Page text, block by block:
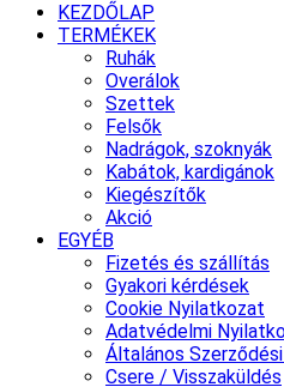
KEZDŐLAP
TERMÉKEK
Ruhák
Overálok
Szettek
Felsők
Nadrágok, szoknyák
Kabátok, kardigánok
Kiegészítők
Akció
EGYÉB
Fizetés és szállítás
Gyakori kérdések
Cookie Nyilatkozat
Adatvédelmi
Általános
Csere / Visszaküldés